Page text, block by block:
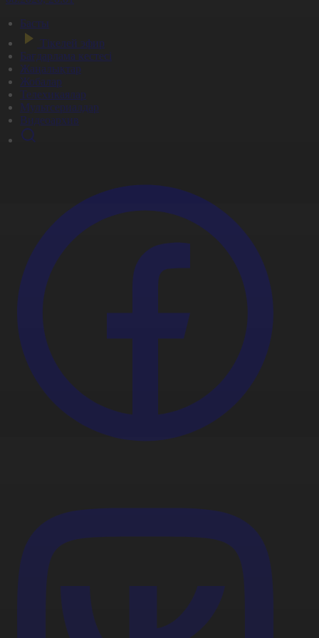
Басты
Тікелей эфир
Бағдарлама кестесі
Жаңалықтар
Жобалар
Телехикаялар
Мультсериалдар
Видеоархив